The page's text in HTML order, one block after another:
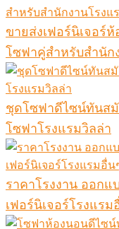
ขายส่งเฟอร์นิเจอร์
โซฟาคู่สำหรับสำนัก
ชุดโซฟาดีไซน์ทันสมั
โซฟาโรงแรมวิลล่า
ราคาโรงงาน ออกแ
เฟอร์นิเจอร์โรงแรม